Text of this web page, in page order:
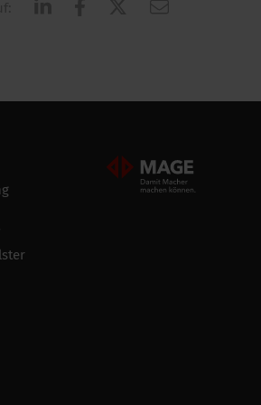
Mageroof Logo Footer